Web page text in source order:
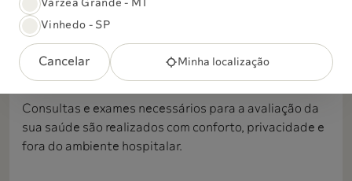
Check-up Executivo Sabin Prime
Avaliação personalizada da sua saúde em
um único dia e local.
Consultas e exames necessários para a avaliação da
sua saúde são realizados com conforto, privacidade e
fora do ambiente hospitalar.
Várzea Grande - MT
Vinhedo - SP
Cancelar Minha localização